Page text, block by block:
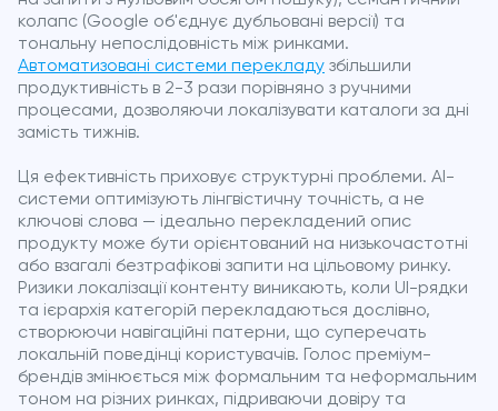
колапс (Google об'єднує дубльовані версії) та
тональну непослідовність між ринками.
Автоматизовані системи перекладу збільшили
продуктивність в 2-3 рази порівняно з ручними
процесами, дозволяючи локалізувати каталоги за дні
замість тижнів.
Ця ефективність приховує структурні проблеми. AI-
системи оптимізують лінгвістичну точність, а не
ключові слова — ідеально перекладений опис
продукту може бути орієнтований на низькочастотні
або взагалі безтрафікові запити на цільовому ринку.
Ризики локалізації контенту виникають, коли UI-рядки
та ієрархія категорій перекладаються дослівно,
створюючи навігаційні патерни, що суперечать
локальній поведінці користувачів. Голос преміум-
брендів змінюється між формальним та неформальним
тоном на різних ринках, підриваючи довіру та